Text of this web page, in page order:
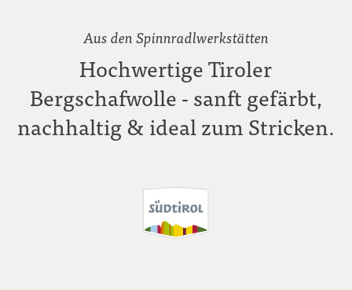
Aus den Spinnradlwerkstätten
Hochwertige Tiroler
Bergschafwolle - sanft gefärbt,
nachhaltig & ideal zum Stricken.